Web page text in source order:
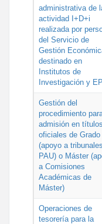
administrativa de
actividad I+D+i
realizada por
del Servicio de
Gestión
destinado en
Institutos de
Investigación y
Gestión del
procedimiento
admisión en títulos
oficiales de Grado
(apoyo a tribunales
PAU) o Máster
a Comisiones
Académicas de
Máster)
Operaciones de
tesorería para la